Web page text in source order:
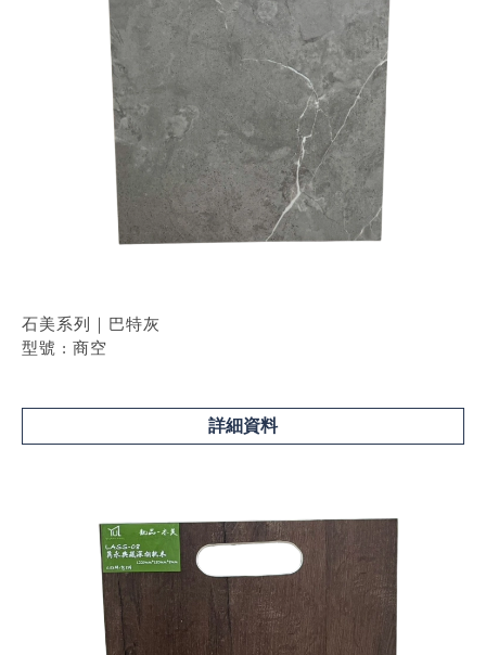
石美系列｜巴特灰
型號 : 商空
詳細資料